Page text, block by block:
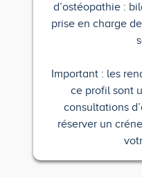
d’ostéopathie :
prise en charge
Important : les
ce profil sont
consultations
réserver un